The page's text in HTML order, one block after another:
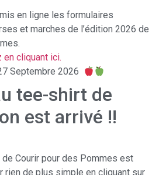
en ligne les formulaires
et marches de l’édition 2026 de
cliquant ici.
Septembre 2026
tee-shirt de
est arrivé !!
Courir pour des Pommes est
rien de plus simple en cliquant sur